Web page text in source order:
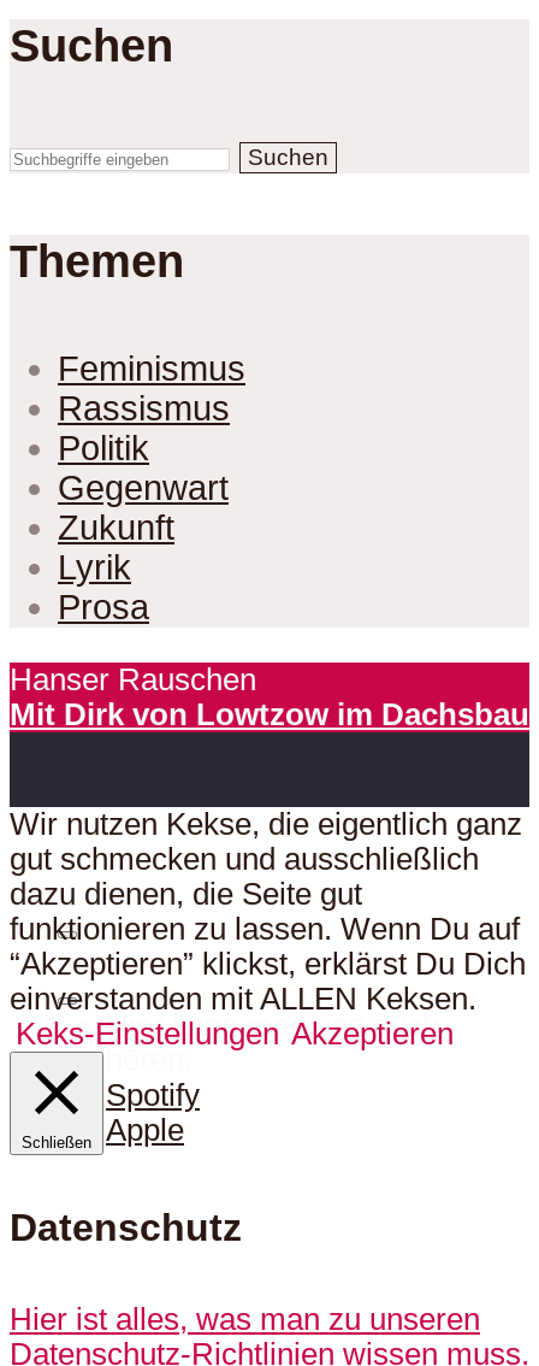
Suchen
Suchen
Themen
Feminismus
Rassismus
Politik
Gegenwart
Zukunft
Lyrik
Prosa
Hanser Rauschen
Mit Dirk von Lowtzow im Dachsbau
Hier kann man uns auch
Spotify
Apple
Wir nutzen Kekse, die eigentlich ganz
gut schmecken und ausschließlich
dazu dienen, die Seite gut
funktionieren zu lassen. Wenn Du auf
“Akzeptieren” klickst, erklärst Du Dich
einverstanden mit ALLEN Keksen.
Keks-Einstellungen Akzeptieren
Schließen
Datenschutz
Hier ist alles, was man zu unseren
Datenschutz-Richtlinien wissen muss.